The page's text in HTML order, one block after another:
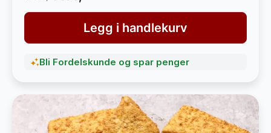
Legg i handlekurv
Bli Fordelskunde og spar penger